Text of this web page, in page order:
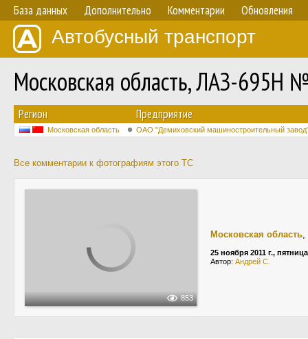
База данных Дополнительно Комментарии Обновления
Автобусный транспорт
Московская область, ЛАЗ-695Н
Регион Предприятие
Московская область ОАО "Демиховский машиностроительный
Все комментарии к фотографиям этого ТС
853
Московская область,
25 ноября 2011 г., пятница
Автор: Андрей С.